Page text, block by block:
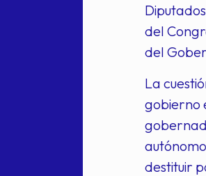
del
del
La
gobierno
destituir